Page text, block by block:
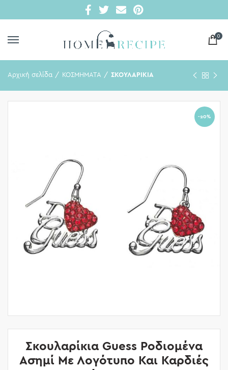
0
Αρχική σελίδα ΚΟΣΜΗΜΑΤΑ ΣΚΟΥΛΑΡΙΚΙΑ
-20%
Σκουλαρίκια Guess Ροδιομένα
Ασημί Με Λογότυπο Και Καρδιές